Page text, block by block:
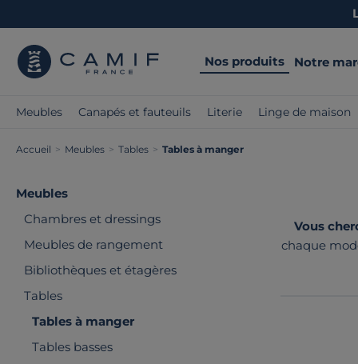
Nos produits Notre
Meubles Canapés et fauteuils Literie Linge de maison
Accueil > Meubles > Tables > Tables à manger
Meubles
Chambres et dressings
Meubles de rangement
Bibliothèques et étagères
Tables
Tables à manger
Tables basses
Vous
chaque